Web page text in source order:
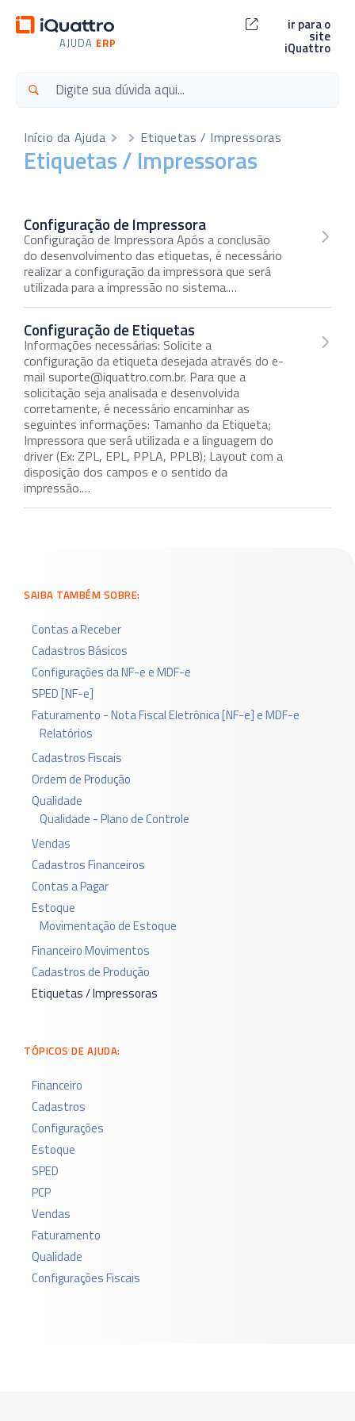
AJUDA ERP
ir para o
site
iQuattro
Início da Ajuda Etiquetas / Impressoras
Etiquetas / Impressoras
SAIBA TAMBÉM SOBRE:
Contas a Receber
Cadastros Básicos
Configurações da NF-e e MDF-e
SPED [NF-e]
Faturamento - Nota Fiscal Eletrônica [NF-e] e MDF-e
Relatórios
Cadastros Fiscais
Ordem de Produção
Qualidade
Qualidade - Plano de Controle
Vendas
Cadastros Financeiros
Contas a Pagar
Estoque
Movimentação de Estoque
Financeiro Movimentos
Cadastros de Produção
Etiquetas / Impressoras
TÓPICOS DE AJUDA:
Financeiro
Cadastros
Configurações
Estoque
SPED
PCP
Vendas
Faturamento
Qualidade
Configurações Fiscais
Configuração de Impressora
Configuração de Impressora Após a conclusão
do desenvolvimento das etiquetas, é necessário
realizar a configuração da impressora que será
utilizada para a impressão no sistema.…
Configuração de Etiquetas
Informações necessárias: Solicite a
configuração da etiqueta desejada através do e-
mail suporte@iquattro.com.br. Para que a
solicitação seja analisada e desenvolvida
corretamente, é necessário encaminhar as
seguintes informações: Tamanho da Etiqueta;
Impressora que será utilizada e a linguagem do
driver (Ex: ZPL, EPL, PPLA, PPLB); Layout com a
disposição dos campos e o sentido da
impressão.…